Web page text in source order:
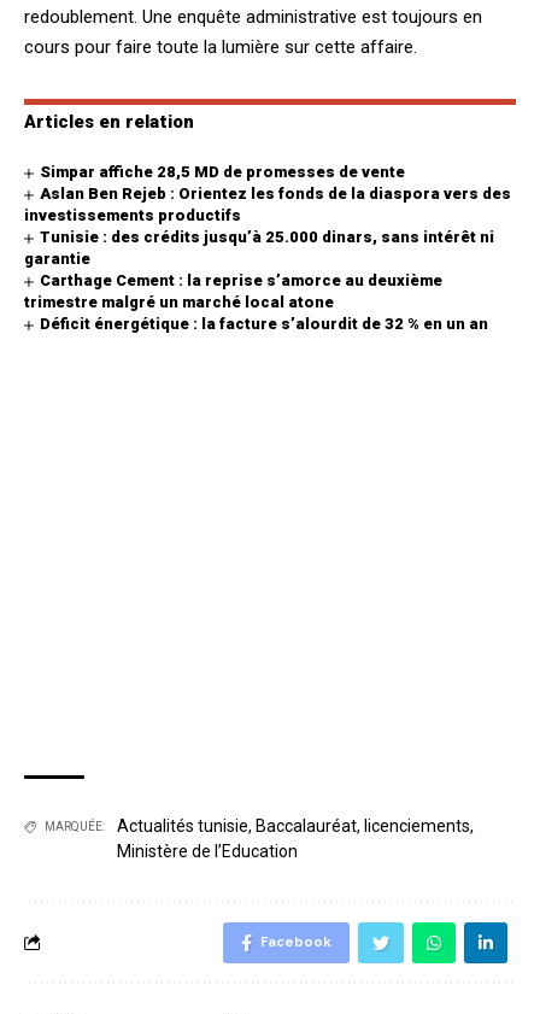
redoublement. Une enquête administrative est toujours en
cours pour faire toute la lumière sur cette affaire.
Articles en relation
Simpar affiche 28,5 MD de promesses de vente
Aslan Ben Rejeb : Orientez les fonds de la diaspora vers des
investissements productifs
Tunisie : des crédits jusqu’à 25.000 dinars, sans intérêt ni
garantie
Carthage Cement : la reprise s’amorce au deuxième
trimestre malgré un marché local atone
Déficit énergétique : la facture s’alourdit de 32 % en un an
MARQUÉE: Actualités tunisie, Baccalauréat, licenciements,
Ministère de l’Education
Facebook